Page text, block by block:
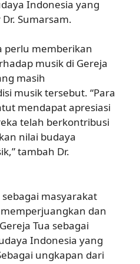
Indonesia yang
Sumarsam.
perlu memberikan
musik di Gereja
masih
musik tersebut. “Para
mendapat apresiasi
telah berkontribusi
nilai budaya
tambah Dr.
masyarakat
dan
Tua sebagai
Indonesia yang
ungkapan dari